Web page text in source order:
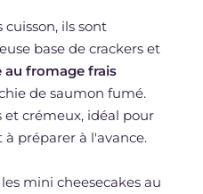
cuisson, ils sont
base de crackers et
au fromage frais
de saumon fumé.
et crémeux, idéal pour
préparer à l'avance.
mini cheesecakes au